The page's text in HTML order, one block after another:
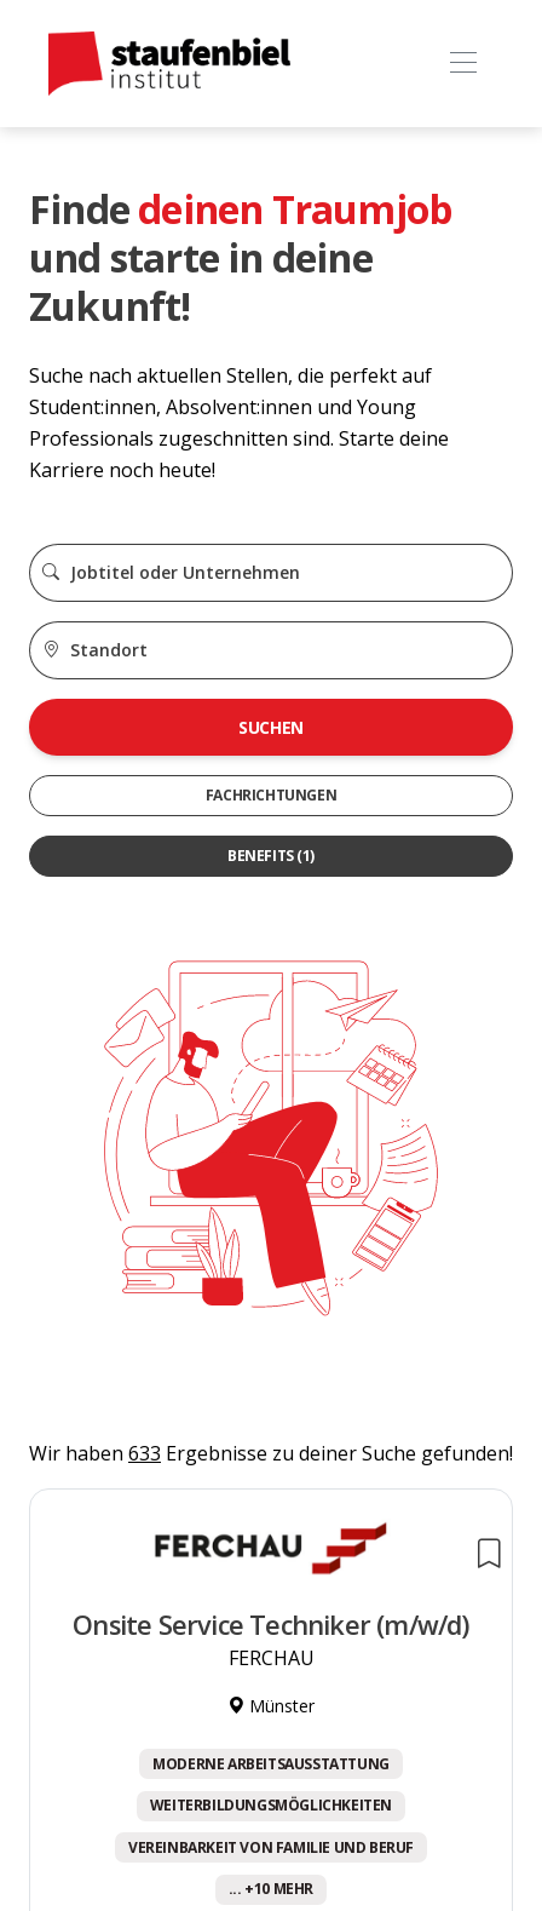
Findedeinen Traumjob
und starte in deine
Zukunft!
Suche nach aktuellen Stellen, die perfekt auf
Student:innen, Absolvent:innen und Young
Professionals zugeschnitten sind. Starte deine
Karriere noch heute!
SUCHEN
FACHRICHTUNGEN
BENEFITS(1)
Wir haben 633 Ergebnisse zu deiner Suche gefunden!
Onsite Service Techniker (m/w/d)
FERCHAU
Münster
MODERNE ARBEITSAUSSTATTUNG
WEITERBILDUNGSMÖGLICHKEITEN
VEREINBARKEIT VON FAMILIE UND BERUF
... +10 MEHR